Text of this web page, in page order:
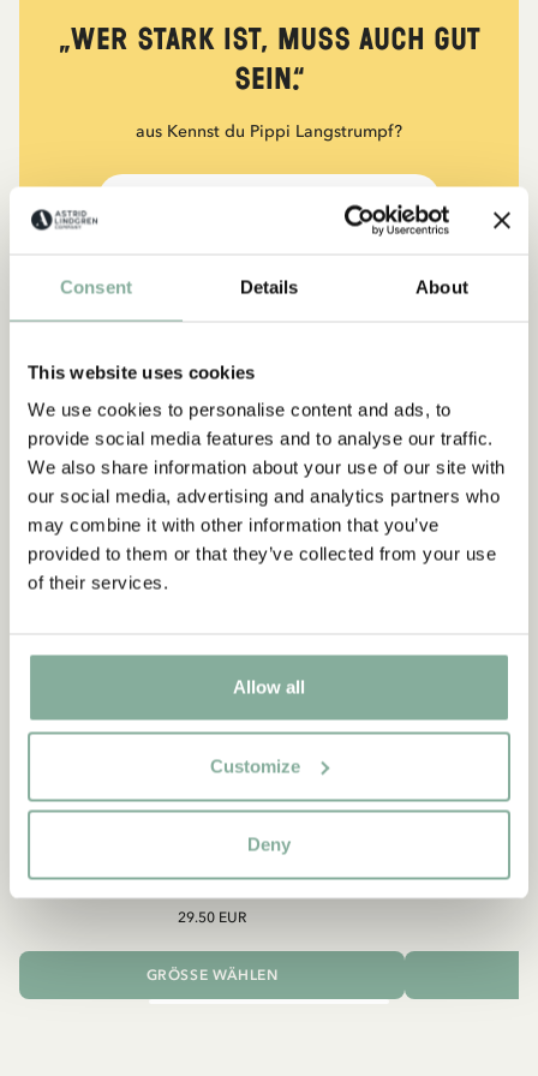
Consent Details About
This website uses cookies
We use cookies to personalise content and ads, to
provide social media features and to analyse our traffic.
We also share information about your use of our site with
our social media, advertising and analytics partners who
may combine it with other information that you’ve
provided to them or that they’ve collected from your use
of their services.
Allow all
Customize
Deny
„Wer stark ist, muss auch gut
sein.“
aus Kennst du Pippi Langstrumpf?
Shirt Pippi Langstrumpf mit Goldkoffer –
Dunkelblau
29.50 EUR
GRÖSSE WÄHLEN